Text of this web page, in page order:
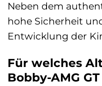
Neben dem
hohe Sicherheit
Entwicklung der
Für welches
Bobby-AMG